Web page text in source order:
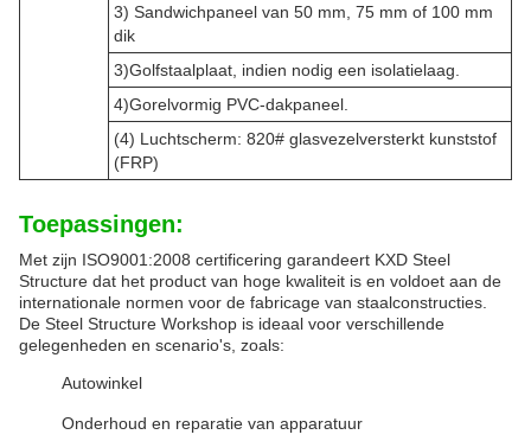
3) Sandwichpaneel van 50 mm, 75 mm of 100 mm
dik
3)Golfstaalplaat, indien nodig een isolatielaag.
4)Gorelvormig PVC-dakpaneel.
(4) Luchtscherm: 820# glasvezelversterkt kunststof
(FRP)
Toepassingen:
Met zijn ISO9001:2008 certificering garandeert KXD Steel
Structure dat het product van hoge kwaliteit is en voldoet aan de
internationale normen voor de fabricage van staalconstructies.
De Steel Structure Workshop is ideaal voor verschillende
gelegenheden en scenario's, zoals:
Autowinkel
Onderhoud en reparatie van apparatuur